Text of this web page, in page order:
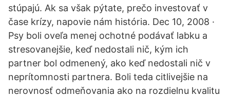
stúpajú. Ak sa však pýtate, prečo investovať v
čase krízy, napovie nám história. Dec 10, 2008 ·
Psy boli oveľa menej ochotné podávať labku a
stresovanejšie, keď nedostali nič, kým ich
partner bol odmenený, ako keď nedostali nič v
neprítomnosti partnera. Boli teda citlivejšie na
nerovnosť odmeňovania ako na rozdielnu kvalitu